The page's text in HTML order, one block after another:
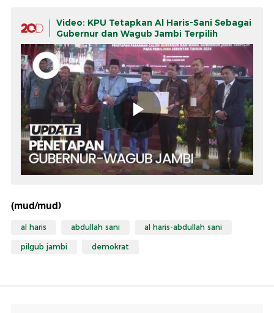
Video: KPU Tetapkan Al Haris-Sani Sebagai
Gubernur dan Wagub Jambi Terpilih
(mud/mud)
al haris abdullah sani al haris-abdullah sani
pilgub jambi demokrat